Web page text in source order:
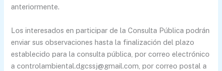
anteriormente.
Los interesados en participar de la Consulta Pública podrán
enviar sus observaciones hasta la finalización del plazo
establecido para la consulta pública, por correo electrónico
a controlambiental.dgcssj@gmail.com, por correo postal a